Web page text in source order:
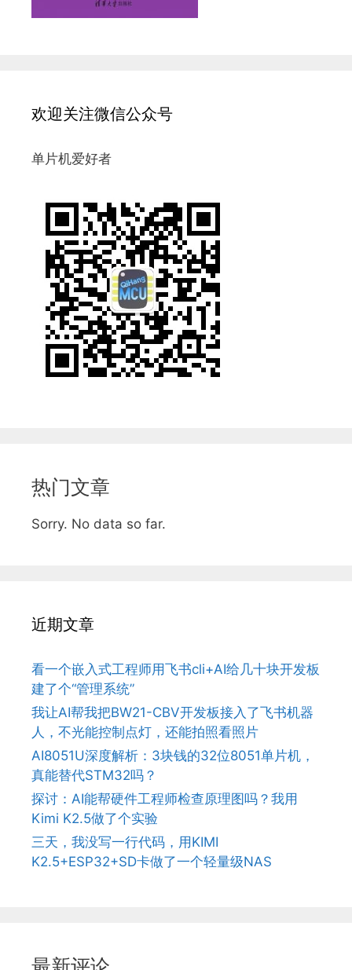
欢迎关注微信公众号
单片机爱好者
热门文章
Sorry. No data so far.
近期文章
看一个嵌入式工程师用飞书cli+AI给几十块开发板
建了个“管理系统”
我让AI帮我把BW21-CBV开发板接入了飞书机器
人，不光能控制点灯，还能拍照看照片
AI8051U深度解析：3块钱的32位8051单片机，
真能替代STM32吗？
探讨：AI能帮硬件工程师检查原理图吗？我用
Kimi K2.5做了个实验
三天，我没写一行代码，用KIMI
K2.5+ESP32+SD卡做了一个轻量级NAS